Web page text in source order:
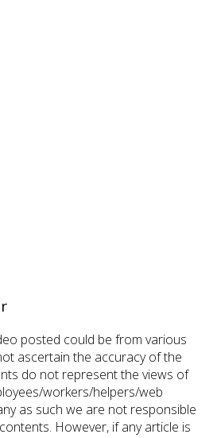
posted could be from various
ascertain the accuracy of the
do not represent the views of
workers/helpers/web
as such we are not responsible
However, if any article is